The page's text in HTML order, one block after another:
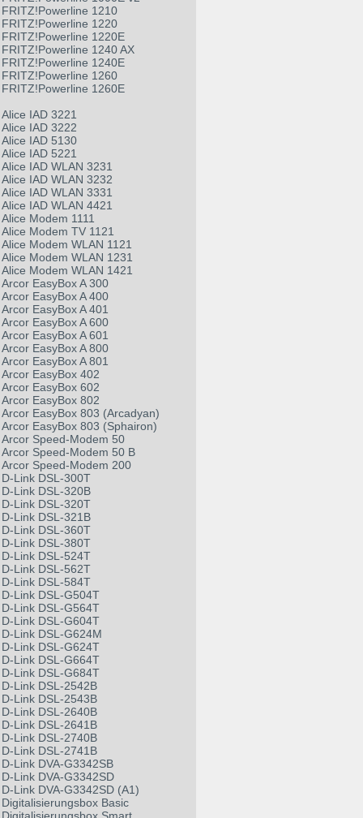
FRITZ!Powerline 1210
FRITZ!Powerline 1220
FRITZ!Powerline 1220E
FRITZ!Powerline 1240 AX
FRITZ!Powerline 1240E
FRITZ!Powerline 1260
FRITZ!Powerline 1260E
Alice IAD 3221
Alice IAD 3222
Alice IAD 5130
Alice IAD 5221
Alice IAD WLAN 3231
Alice IAD WLAN 3232
Alice IAD WLAN 3331
Alice IAD WLAN 4421
Alice Modem 1111
Alice Modem TV 1121
Alice Modem WLAN 1121
Alice Modem WLAN 1231
Alice Modem WLAN 1421
Arcor EasyBox A 300
Arcor EasyBox A 400
Arcor EasyBox A 401
Arcor EasyBox A 600
Arcor EasyBox A 601
Arcor EasyBox A 800
Arcor EasyBox A 801
Arcor EasyBox 402
Arcor EasyBox 602
Arcor EasyBox 802
Arcor EasyBox 803 (Arcadyan)
Arcor EasyBox 803 (Sphairon)
Arcor Speed-Modem 50
Arcor Speed-Modem 50 B
Arcor Speed-Modem 200
D-Link DSL-300T
D-Link DSL-320B
D-Link DSL-320T
D-Link DSL-321B
D-Link DSL-360T
D-Link DSL-380T
D-Link DSL-524T
D-Link DSL-562T
D-Link DSL-584T
D-Link DSL-G504T
D-Link DSL-G564T
D-Link DSL-G604T
D-Link DSL-G624M
D-Link DSL-G624T
D-Link DSL-G664T
D-Link DSL-G684T
D-Link DSL-2542B
D-Link DSL-2543B
D-Link DSL-2640B
D-Link DSL-2641B
D-Link DSL-2740B
D-Link DSL-2741B
D-Link DVA-G3342SB
D-Link DVA-G3342SD
D-Link DVA-G3342SD (A1)
Digitalisierungsbox Basic